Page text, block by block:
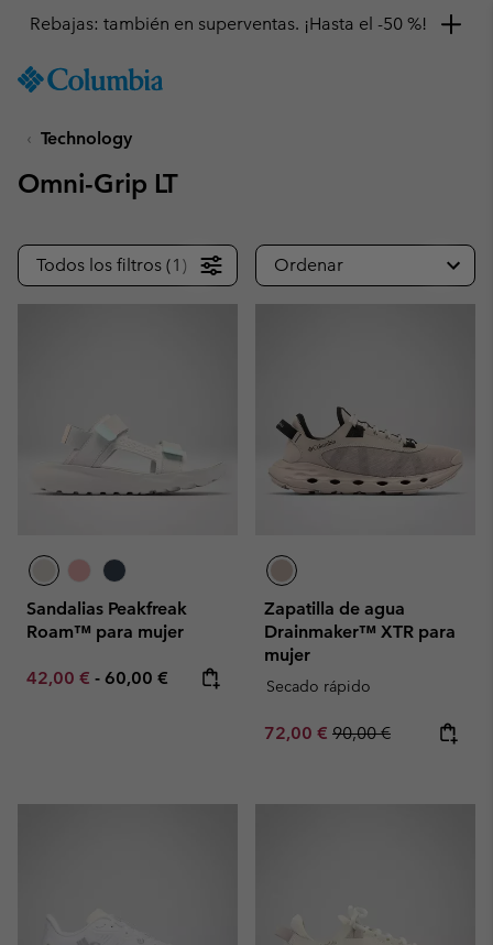
TO
SKIP
MAIN
SKIP
TO
SEARCH
Rebajas: también en superventas. ¡Hasta el -50 %!
Technology
Omni-Grip LT
Todos los filtros (1) Ordenar
Sandalias Peakfreak
Roam™ para mujer
Minimum sale price:
42,00 € - Maximum price:
60,00 €
Zapatilla de agua
Drainmaker™ XTR para
mujer
Secado rápido
Sale price:
72,00 € Regular price:
90,00 €